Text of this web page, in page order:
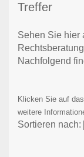
Treffer
Sehen Sie hier
Nachfolgend
Klicken Sie auf
weitere
Sortieren nach: